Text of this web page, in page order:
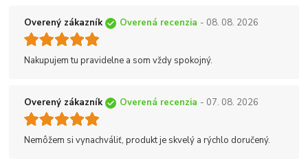
Overený zákazník Overená recenzia - 08. 08. 2026
Nakupujem tu pravidelne a som vždy spokojný.
Overený zákazník Overená recenzia - 07. 08. 2026
Nemôžem si vynachváliť, produkt je skvelý a rýchlo doručený.